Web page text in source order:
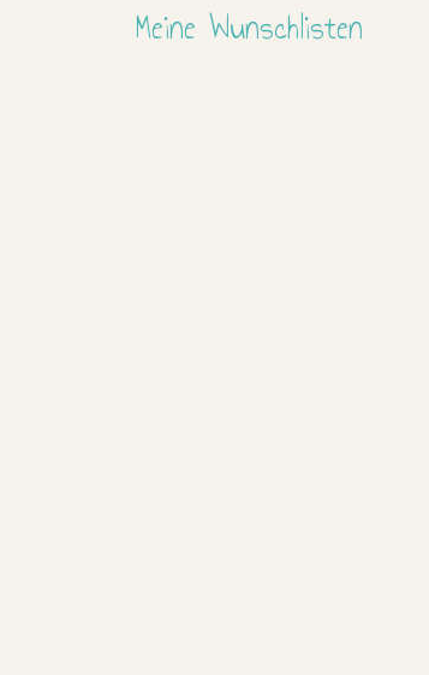
Meine Wunschlisten